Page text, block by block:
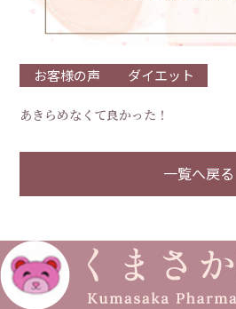
お客様の声 ダイエット
あきらめなくて良かった！
一覧へ戻る